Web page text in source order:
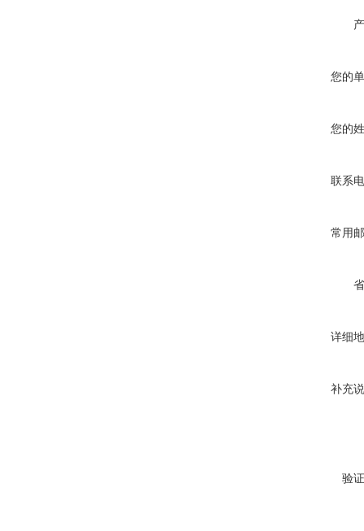
您的
您的
联系
常用
详细
补充
验